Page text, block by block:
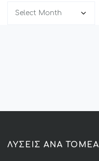
ΛΥΣΕΙΣ ΑΝΑ ΤΟΜΕΑ